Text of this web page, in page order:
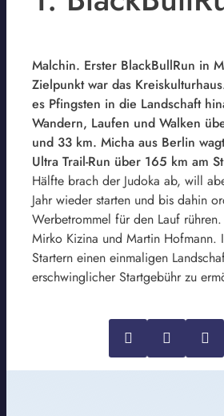
Malchin. Erster BlackBullRun in
Zielpunkt war das
es Pfingsten in die Landschaft
Wandern, Laufen und Walken
und 33 km. Micha aus Berlin
Ultra Trail-Run über 165 km am
Hälfte brach der Judoka ab, will
Jahr wieder starten und bis dahin
Werbetrommel für den Lauf
Mirko Kizina und Martin Hofmann.
Startern einen einmaligen
erschwinglicher Startgebühr zu